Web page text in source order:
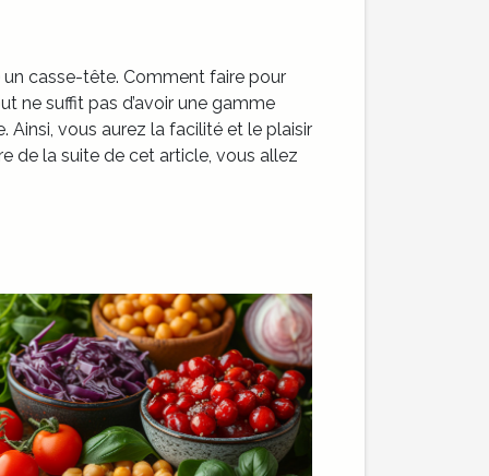
un casse-tête. Comment faire pour
ne suffit pas d’avoir une gamme
Ainsi, vous aurez la facilité et le plaisir
de la suite de cet article, vous allez